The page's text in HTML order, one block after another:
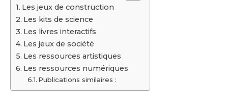
Les jeux de construction
Les kits de science
Les livres interactifs
Les jeux de société
Les ressources artistiques
Les ressources numériques
Publications similaires :